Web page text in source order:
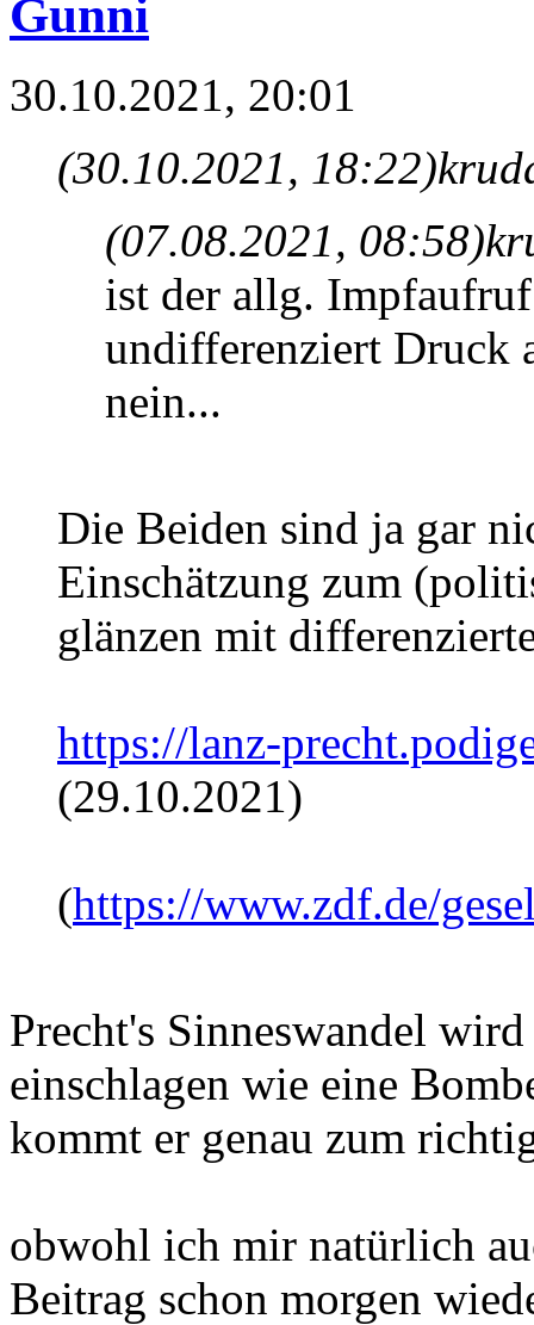
Gunni
30.10.2021, 20:01
(30.10.2021, 18:22)
(07.08.2021, 08:58)
ist der allg.
undifferenziert Druck
nein...
Die Beiden sind ja gar
Einschätzung zum
glänzen mit
https://lanz-
(29.10.2021)
(https://www.zdf.de/
Precht's Sinneswandel
einschlagen wie eine
kommt er genau zum
obwohl ich mir natürlich
Beitrag schon morgen